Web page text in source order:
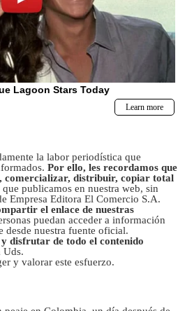
la labor periodística que
Por ello, les recordamos que
comercializar, distribuir, copiar total
que publicamos en nuestra web, sin
Empresa Editora El Comercio S.A.
el enlace de nuestras
puedan acceder a información
desde nuestra fuente oficial.
disfrutar de todo el contenido
Uds.
y valorar este esfuerzo.